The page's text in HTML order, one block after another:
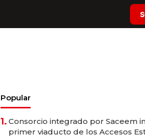
Popular
1. Consorcio integrado por Saceem
primer viaducto de los Accesos